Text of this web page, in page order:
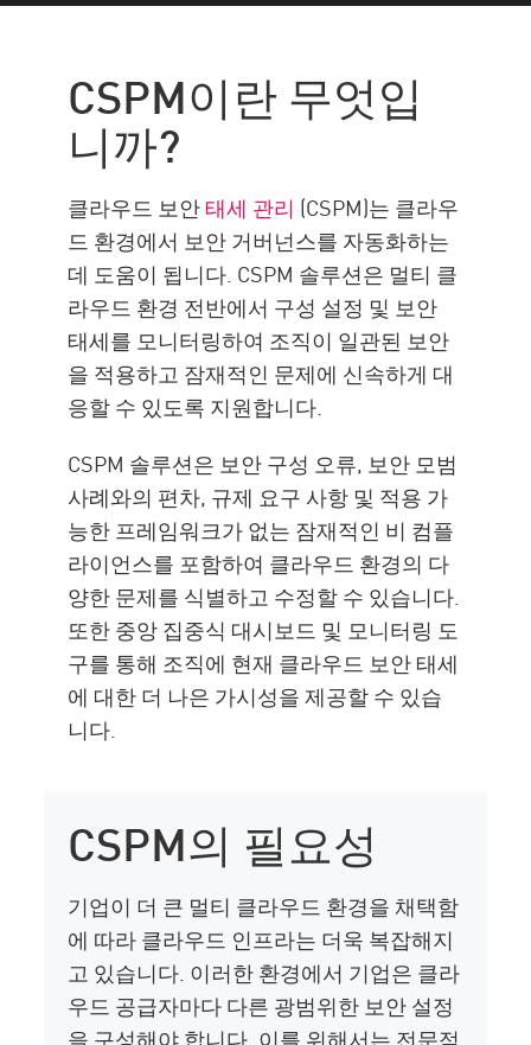
CNAPP란?
구성 요소
필요성
차이점
CNAPP 및 CSPM(CP 포함)
CSPM이란 무엇입
니까?
클라우드 보안태세 관리 (CSPM)는 클라우
드 환경에서 보안 거버넌스를 자동화하는
데 도움이 됩니다. CSPM 솔루션은 멀티 클
라우드 환경 전반에서 구성 설정 및 보안
태세를 모니터링하여 조직이 일관된 보안
을 적용하고 잠재적인 문제에 신속하게 대
응할 수 있도록 지원합니다.
CSPM 솔루션은 보안 구성 오류, 보안 모범
사례와의 편차, 규제 요구 사항 및 적용 가
능한 프레임워크가 없는 잠재적인 비 컴플
라이언스를 포함하여 클라우드 환경의 다
양한 문제를 식별하고 수정할 수 있습니다.
또한 중앙 집중식 대시보드 및 모니터링 도
구를 통해 조직에 현재 클라우드 보안 태세
에 대한 더 나은 가시성을 제공할 수 있습
니다.
CSPM의 필요성
기업이 더 큰 멀티 클라우드 환경을 채택함
에 따라 클라우드 인프라는 더욱 복잡해지
고 있습니다. 이러한 환경에서 기업은 클라
우드 공급자마다 다른 광범위한 보안 설정
을 구성해야 합니다. 이를 위해서는 전문적